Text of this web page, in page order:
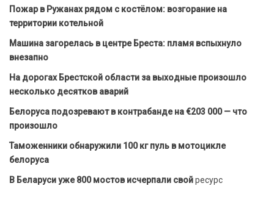
Пожар в Ружанах рядом с костёлом: возгорание на
территории котельной
Машина загорелась в центре Бреста: пламя вспыхнуло
внезапно
На дорогах Брестской области за выходные произошло
несколько десятков аварий
Белоруса подозревают в контрабанде на €203 000 — что
произошло
Таможенники обнаружили 100 кг пуль в мотоцикле
белоруса
В Беларуси уже 800 мостов исчерпали свойресурс